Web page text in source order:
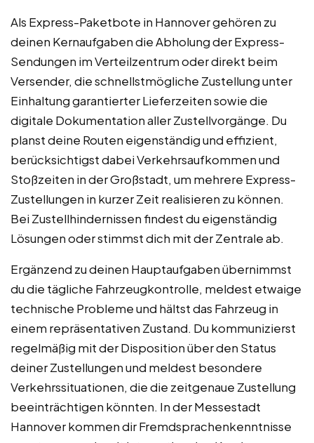
Als Express-Paketbote in Hannover gehören zu
deinen Kernaufgaben die Abholung der Express-
Sendungen im Verteilzentrum oder direkt beim
Versender, die schnellstmögliche Zustellung unter
Einhaltung garantierter Lieferzeiten sowie die
digitale Dokumentation aller Zustellvorgänge. Du
planst deine Routen eigenständig und effizient,
berücksichtigst dabei Verkehrsaufkommen und
Stoßzeiten in der Großstadt, um mehrere Express-
Zustellungen in kurzer Zeit realisieren zu können.
Bei Zustellhindernissen findest du eigenständig
Lösungen oder stimmst dich mit der Zentrale ab.
Ergänzend zu deinen Hauptaufgaben übernimmst
du die tägliche Fahrzeugkontrolle, meldest etwaige
technische Probleme und hältst das Fahrzeug in
einem repräsentativen Zustand. Du kommunizierst
regelmäßig mit der Disposition über den Status
deiner Zustellungen und meldest besondere
Verkehrssituationen, die die zeitgenaue Zustellung
beeinträchtigen könnten. In der Messestadt
Hannover kommen dir Fremdsprachenkenntnisse